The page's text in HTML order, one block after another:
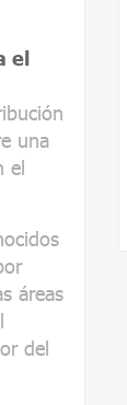
el
una
el
áreas
del